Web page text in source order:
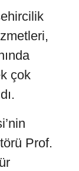
çok
Prof.